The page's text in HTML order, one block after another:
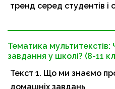
тренд серед студентів і
Тематика мультитекстів:
завдання у школі? (8-11
Текст 1. Що ми знаємо
домашніх завдань